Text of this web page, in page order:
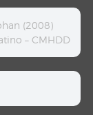
(2008)
– CMHDD